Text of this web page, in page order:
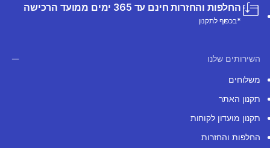
החלפות והחזרות חינם עד 365 ימים ממועד הרכישה
*בכפוף לתקנון
השירותים שלנו
משלוחים
תקנון האתר
תקנון מועדון לקוחות
החלפות והחזרות